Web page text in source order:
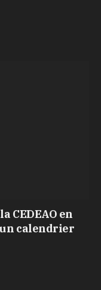
CEDEAO en
un calendrier